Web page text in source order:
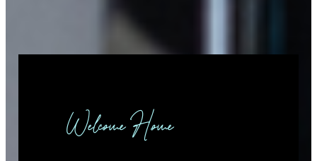
Welcome Home